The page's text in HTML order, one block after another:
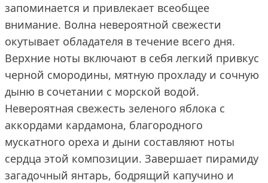
запоминается и привлекает всеобщее
внимание. Волна невероятной свежести
окутывает обладателя в течение всего дня.
Верхние ноты включают в себя легкий привкус
черной смородины, мятную прохладу и сочную
дыню в сочетании с морской водой.
Невероятная свежесть зеленого яблока с
аккордами кардамона, благородного
мускатного ореха и дыни составляют ноты
сердца этой композиции. Завершает пирамиду
загадочный янтарь, бодрящий капучино и